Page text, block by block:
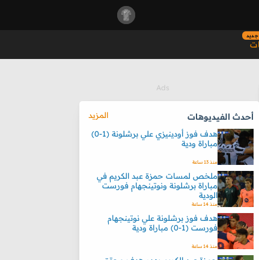
جديد
أحدث الفيديوهات
المزيد
هدف فوز أودينيزي علي برشلونة (1-0)
مباراة ودية
منذ 13 ساعة
ملخص لمسات حمزة عبد الكريم في
مباراة برشلونة ونوتينجهام فورست
الودية
منذ 14 ساعة
هدف فوز برشلونة علي نوتينجهام
فورست (1-0) مباراة ودية
منذ 14 ساعة